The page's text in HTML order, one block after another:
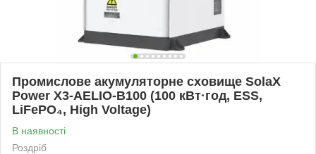
Промислове акумуляторне сховище SolaX
Power X3-AELIO-B100 (100 кВт·год, ESS,
LiFePO₄, High Voltage)
В наявності
Роздріб